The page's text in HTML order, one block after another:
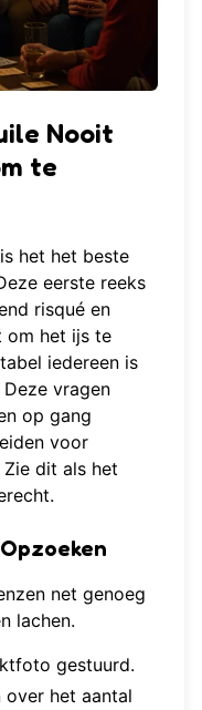
Nooit
te
het het beste
eerste reeks
risqué en
om het ijs te
iedereen is
vragen
op gang
voor
dit als het
net genoeg
lachen.
gestuurd.
het aantal